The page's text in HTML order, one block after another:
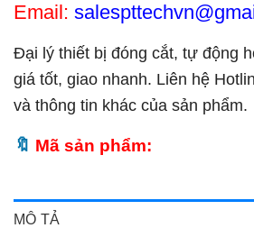
Email:
Đại lý thiết bị đóng cắt, tự động
giá tốt, giao nhanh. Liên hệ
và thông tin khác của sản phẩm.
Mã sản phẩm:
MÔ TẢ